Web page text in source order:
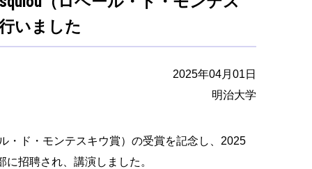
いました
2025年04月01日
明治大学
ド・モンテスキウ賞）の受賞を記念し、2025
招聘され、講演しました。